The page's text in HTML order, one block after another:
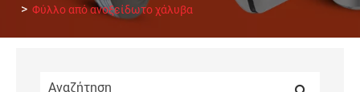
Φύλλο από ανοξείδωτο χάλυβα